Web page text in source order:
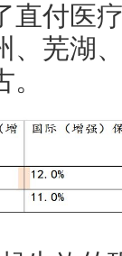
直付医
、芜湖